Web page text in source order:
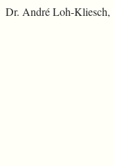
Dr. André Loh-